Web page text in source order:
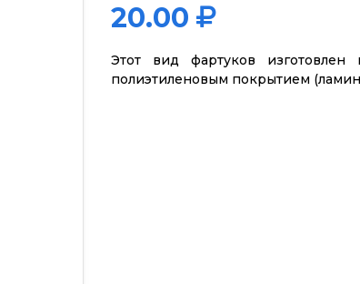
20.00
Этот вид фартуков изготовлен
полиэтиленовым покрытием